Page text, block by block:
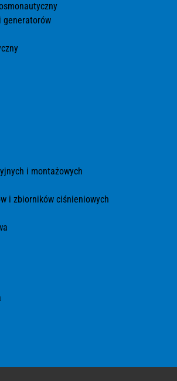
generatorów
i montażowych
i zbiorników ciśnieniowych